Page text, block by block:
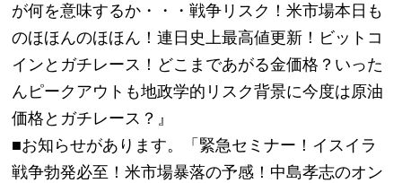
が何を意味するか・・・戦争リスク！米市場本日も
のほほんのほほん！連日史上最高値更新！ビットコ
インとガチレース！どこまであがる金価格？いった
んピークアウトも地政学的リスク背景に今度は原油
価格とガチレース？』
■お知らせがあります。「緊急セミナー！イスイラ
戦争勃発必至！米市場暴落の予感！中島孝志のオン